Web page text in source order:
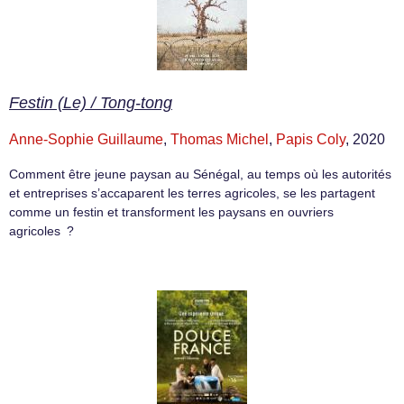
Festin (Le) / Tong-tong
Anne-Sophie Guillaume, Thomas Michel , Papis Coly, 2020
Comment être jeune paysan au Sénégal, au temps où les autorités
et entreprises s’accaparent les terres agricoles, se les partagent
comme un festin et transforment les paysans en ouvriers
agricoles ?